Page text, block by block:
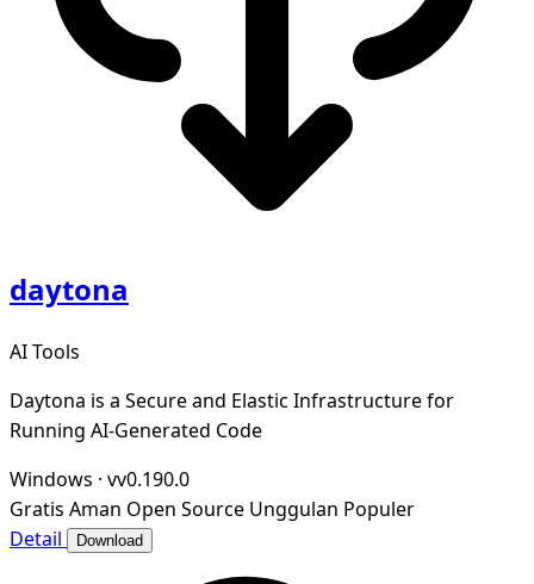
daytona
AI Tools
Daytona is a Secure and Elastic Infrastructure for
Running AI-Generated Code
Windows · vv0.190.0
Gratis Aman Open Source Unggulan Populer
Detail
Download